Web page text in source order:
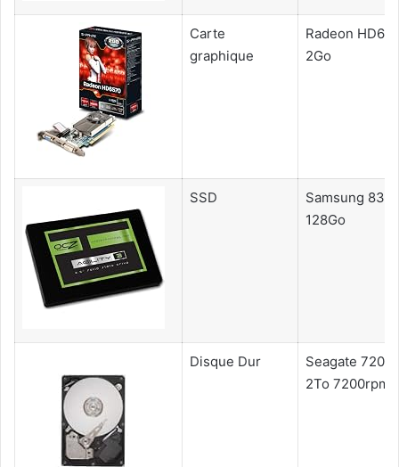
Carte
graphique
Radeon
2Go
SSD
Samsung 830
128Go
Disque Dur
Seagate
2To 7200rpm